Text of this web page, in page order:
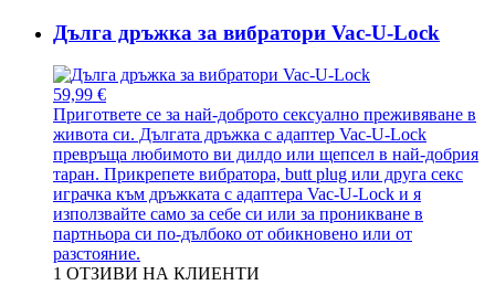
Дълга дръжка за вибратори Vac-U-Lock
59,99 €
Пригответе се за най-доброто сексуално преживяване в
живота си. Дългата дръжка с адаптер Vac-U-Lock
превръща любимото ви дилдо или щепсел в най-добрия
таран. Прикрепете вибратора, butt plug или друга секс
играчка към дръжката с адаптера Vac-U-Lock и я
използвайте само за себе си или за проникване в
партньора си по-дълбоко от обикновено или от
разстояние.
1 ОТЗИВИ НА КЛИЕНТИ